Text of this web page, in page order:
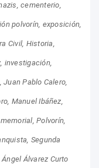
cementerio
polvorín exposición
Civil Historia
investigación
Juan Pablo Calero
Manuel Ibáñez
memorial Polvorín
Segunda
Ángel Álvarez Curto